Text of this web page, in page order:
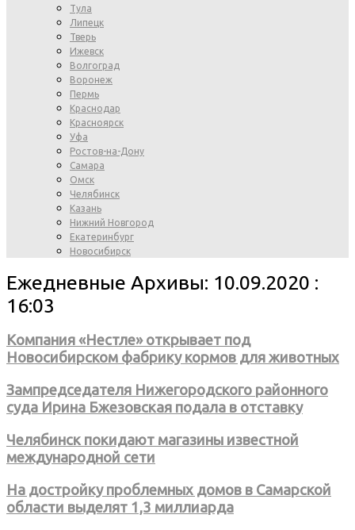
Тула
Липецк
Тверь
Ижевск
Волгоград
Воронеж
Пермь
Краснодар
Красноярск
Уфа
Ростов-на-Дону
Самара
Омск
Челябинск
Казань
Нижний Новгород
Екатеринбург
Новосибирск
Ежедневные Архивы: 10.09.2020 :
16:03
Компания «Нестле» открывает под
Новосибирском фабрику кормов для животных
Зампредседателя Нижегородского районного
суда Ирина Бжезовская подала в отставку
Челябинск покидают магазины известной
международной сети
На достройку проблемных домов в Самарской
области выделят 1,3 миллиарда